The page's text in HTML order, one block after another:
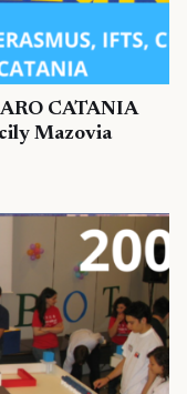
CATANIA
Mazovia